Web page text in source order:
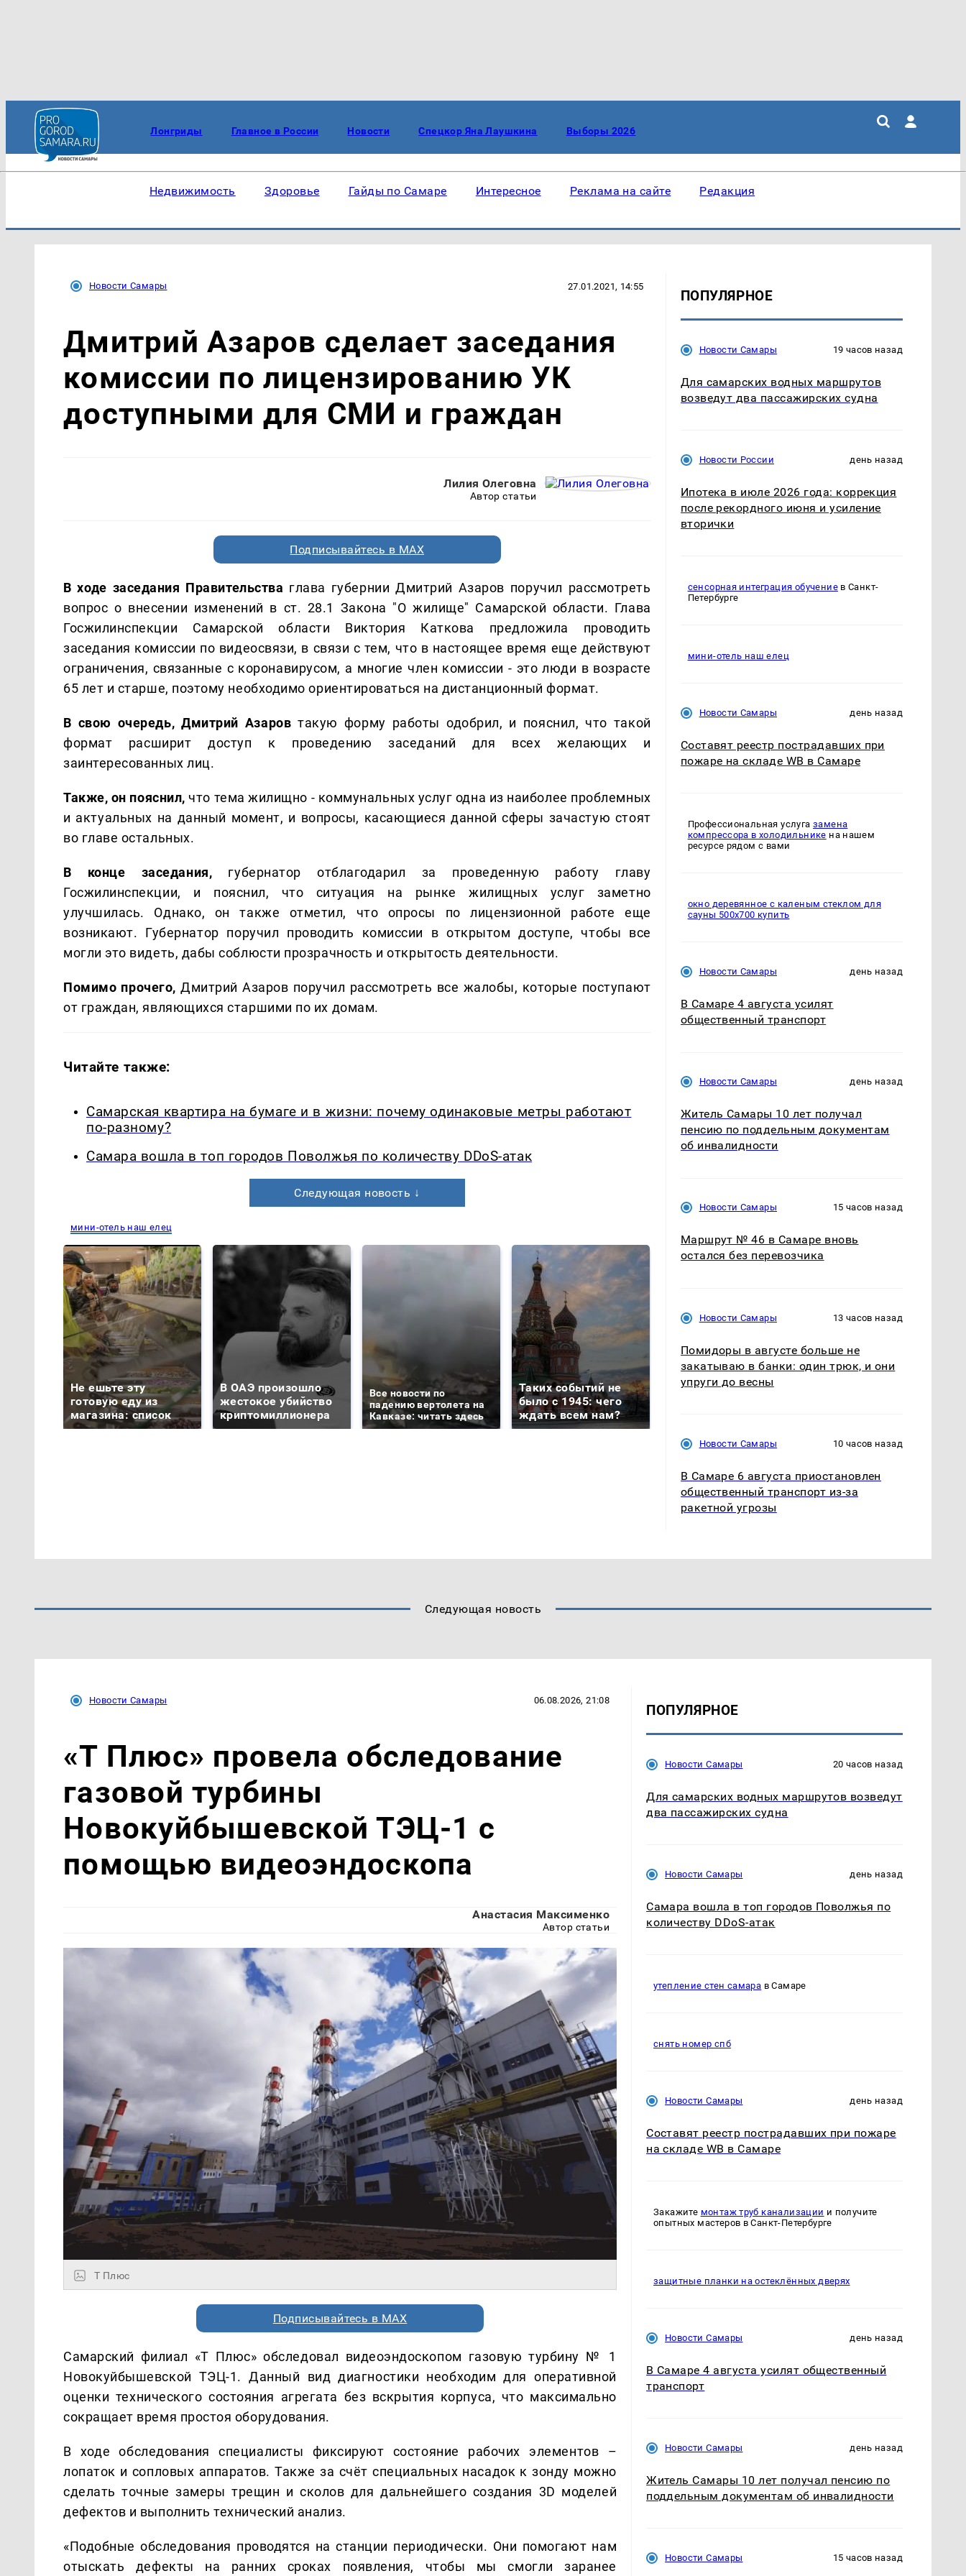
Лонгриды Главное в России Новости Спецкор Яна Лаушкина Выборы 2026
Недвижимость Здоровье Гайды по Самаре Интересное Реклама на сайте Редакция
Новости Самары 27.01.2021, 14:55
Дмитрий Азаров сделает заседания
комиссии по лицензированию УК
доступными для СМИ и граждан
Лилия Олеговна
Автор статьи
Подписывайтесь в MAX
В ходе заседания Правительства глава губернии Дмитрий Азаров поручил рассмотреть
вопрос о внесении изменений в ст. 28.1 Закона "О жилище" Самарской области. Глава
Госжилинспекции Самарской области Виктория Каткова предложила проводить
заседания комиссии по видеосвязи, в связи с тем, что в настоящее время еще действуют
ограничения, связанные с коронавирусом, а многие член комиссии - это люди в возрасте
65 лет и старше, поэтому необходимо ориентироваться на дистанционный формат.
В свою очередь, Дмитрий Азаров такую форму работы одобрил, и пояснил, что такой
формат расширит доступ к проведению заседаний для всех желающих и
заинтересованных лиц.
Также, он пояснил, что тема жилищно - коммунальных услуг одна из наиболее проблемных
и актуальных на данный момент, и вопросы, касающиеся данной сферы зачастую стоят
во главе остальных.
В конце заседания, губернатор отблагодарил за проведенную работу главу
Госжилинспекции, и пояснил, что ситуация на рынке жилищных услуг заметно
улучшилась. Однако, он также отметил, что опросы по лицензионной работе еще
возникают. Губернатор поручил проводить комиссии в открытом доступе, чтобы все
могли это видеть, дабы соблюсти прозрачность и открытость деятельности.
Помимо прочего,Дмитрий Азаров поручил рассмотреть все жалобы, которые поступают
от граждан, являющихся старшими по их домам.
Читайте также:
Самарская квартира на бумаге и в жизни: почему одинаковые метры работают
по-разному?
Самара вошла в топ городов Поволжья по количеству DDoS-атак
Следующая новость ↓
мини-отель наш елец
Не ешьте эту
готовую еду из
магазина: список
В ОАЭ произошло
жестокое убийство
криптомиллионера
Все новости по
падению вертолета на
Кавказе: читать здесь
Таких событий не
было с 1945: чего
ждать всем нам?
СМИ: В Химках на
ПОПУЛЯРНОЕ
Новости Самары 19 часов назад
Для самарских водных маршрутов
возведут два пассажирских судна
Новости России день назад
Ипотека в июле 2026 года: коррекция
после рекордного июня и усиление
вторички
сенсорная интеграция обучениев Санкт-
Петербурге
мини-отель наш елец
Новости Самары день назад
Составят реестр пострадавших при
пожаре на складе WB в Самаре
Профессиональная услуга замена
компрессора в холодильнике на нашем
ресурсе рядом с вами
окно деревянное с каленым стеклом для
сауны 500х700 купить
Новости Самары день назад
В Самаре 4 августа усилят
общественный транспорт
Новости Самары день назад
Житель Самары 10 лет получал
пенсию по поддельным документам
об инвалидности
Новости Самары 15 часов назад
Маршрут № 46 в Самаре вновь
остался без перевозчика
Новости Самары 13 часов назад
Помидоры в августе больше не
закатываю в банки: один трюк, и они
упруги до весны
Новости Самары 10 часов назад
В Самаре 6 августа приостановлен
общественный транспорт из-за
ракетной угрозы
Следующая новость
Новости Самары 06.08.2026, 21:08
«Т Плюс» провела обследование
газовой турбины
Новокуйбышевской ТЭЦ-1 с
помощью видеоэндоскопа
Анастасия Максименко
Автор статьи
Т Плюс
Подписывайтесь в MAX
Самарский филиал «Т Плюс» обследовал видеоэндоскопом газовую турбину № 1
Новокуйбышевской ТЭЦ-1. Данный вид диагностики необходим для оперативной
оценки технического состояния агрегата без вскрытия корпуса, что максимально
сокращает время простоя оборудования.
В ходе обследования специалисты фиксируют состояние рабочих элементов –
лопаток и сопловых аппаратов. Также за счёт специальных насадок к зонду можно
сделать точные замеры трещин и сколов для дальнейшего создания 3D моделей
дефектов и выполнить технический анализ.
«Подобные обследования проводятся на станции периодически. Они помогают нам
отыскать дефекты на ранних сроках появления, чтобы мы смогли заранее
ПОПУЛЯРНОЕ
Новости Самары 20 часов назад
Для самарских водных маршрутов возведут
два пассажирских судна
Новости Самары день назад
Самара вошла в топ городов Поволжья по
количеству DDoS-атак
утепление стен самара в Самаре
снять номер спб
Новости Самары день назад
Составят реестр пострадавших при пожаре
на складе WB в Самаре
Закажите монтаж труб канализации и получите
опытных мастеров в Санкт-Петербурге
защитные планки на остеклённых дверях
Новости Самары день назад
В Самаре 4 августа усилят общественный
транспорт
Новости Самары день назад
Житель Самары 10 лет получал пенсию по
поддельным документам об инвалидности
Новости Самары 15 часов назад